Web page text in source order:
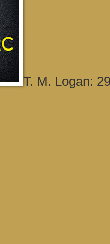
T. M. Logan: